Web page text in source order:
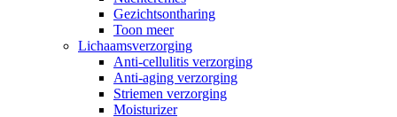
Gezichtsontharing
Toon meer
Lichaamsverzorging
Anti-cellulitis verzorging
Anti-aging verzorging
Striemen verzorging
Moisturizer